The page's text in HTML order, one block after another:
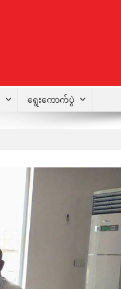
ရွေးကောက်ပွဲ